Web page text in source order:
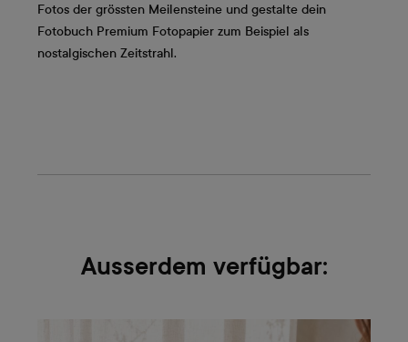
Fotos der grössten Meilensteine und gestalte dein
Fotobuch Premium Fotopapier zum Beispiel als
nostalgischen Zeitstrahl.
Ausserdem verfügbar: